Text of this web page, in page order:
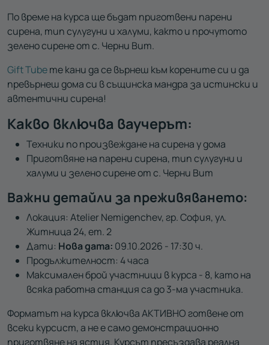
По време на курса ще бъдат приготвени парени
сирена, тип сулугуни и халуми, както и прочутото
зелено сирене от с. Черни Вит.
Gift Tubeте кани да се върнеш към корените си и да
превърнеш дома си в същинска мандра за истински и
автентични сирена!
Какво включва ваучерът:
Техники по произвеждане на сирена у дома
Приготвяне на парени сирена, тип сулугуни и
халуми и зелено сирене от с. Черни Вит
Важни детайли за преживяването:
Локация: Atelier Nemigenchev, гр. София, ул.
Житница 24, ет. 2
Дати: Нова дата: 09.10.2026 - 17:30 ч.
Продължителност: 4 часа
Максимален брой участници в курса - 8, като на
всяка работна станция са до 3-ма участника.
Форматът на курса включва АКТИВНО готвене от
всеки курсист, а не е само демонстрационно
приготвяне на ястия. Курсът пресъздава реална